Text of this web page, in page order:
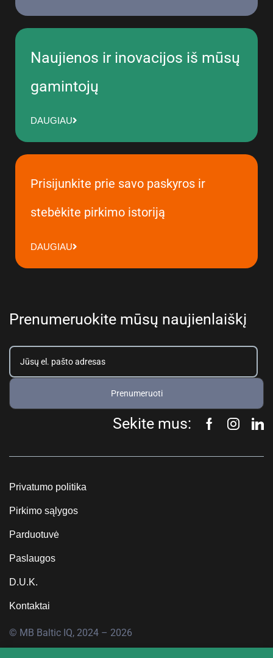
Naujienos ir inovacijos iš mūsų
gamintojų
DAUGIAU
Prisijunkite prie savo paskyros ir
stebėkite pirkimo istoriją
DAUGIAU
Prenumeruokite mūsų naujienlaiškį
Prenumeruoti
Sekite mus:
Privatumo politika
Pirkimo sąlygos
Parduotuvė
Paslaugos
D.U.K.
Kontaktai
© MB Baltic IQ, 2024 – 2026